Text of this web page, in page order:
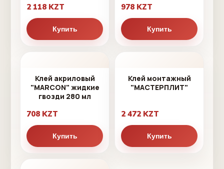
2 118 KZT
Купить
978 KZT
Купить
Клей акриловый
"MARCON" жидкие
гвозди 280 мл
708 KZT
Купить
Клей монтажный
"МАСТЕРПЛИТ"
2 472 KZT
Купить